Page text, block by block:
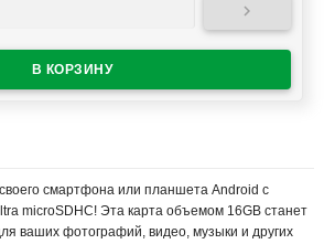

смартфона или планшета Android с
microSDHC! Эта карта объемом 16GB станет
ваших фотографий, видео, музыки и других